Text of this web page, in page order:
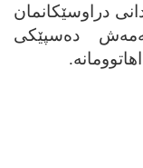
دراوسێکانمان
ده‌سپێکی